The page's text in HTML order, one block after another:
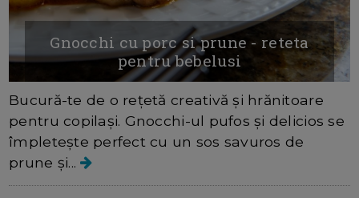
Gnocchi cu porc si prune - reteta
pentru bebelusi
Bucură-te de o rețetă creativă și hrănitoare
pentru copilași. Gnocchi-ul pufos și delicios se
împletește perfect cu un sos savuros de
prune și...